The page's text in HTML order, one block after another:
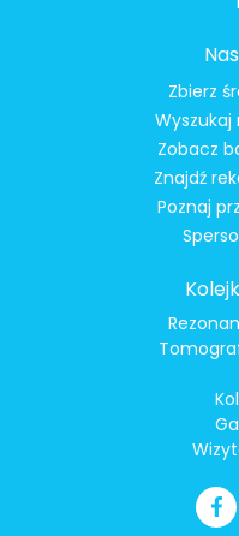
Zbierz
Wyszukaj
Zobacz
Znajdź
Poznaj